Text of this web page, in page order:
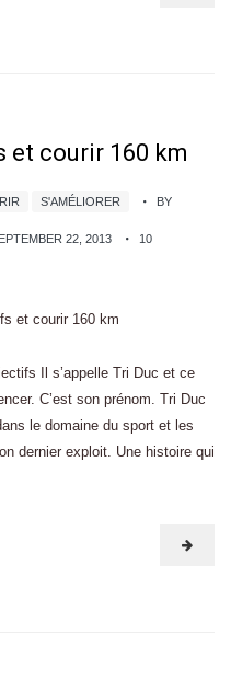
courir 160 km
S'AMÉLIORER BY
22, 2013 10
Il s’appelle Tri Duc et ce
C’est son prénom. Tri Duc
le domaine du sport et les
dernier exploit. Une histoire qui